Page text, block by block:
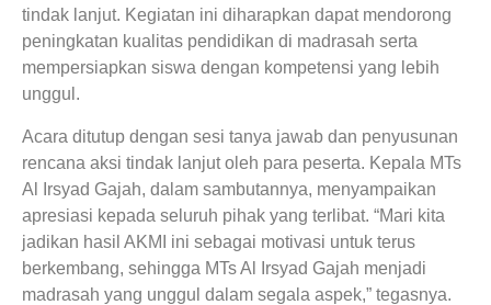
tindak lanjut. Kegiatan ini diharapkan dapat mendorong
peningkatan kualitas pendidikan di madrasah serta
mempersiapkan siswa dengan kompetensi yang lebih
unggul.
Acara ditutup dengan sesi tanya jawab dan penyusunan
rencana aksi tindak lanjut oleh para peserta. Kepala MTs
Al Irsyad Gajah, dalam sambutannya, menyampaikan
apresiasi kepada seluruh pihak yang terlibat. “Mari kita
jadikan hasil AKMI ini sebagai motivasi untuk terus
berkembang, sehingga MTs Al Irsyad Gajah menjadi
madrasah yang unggul dalam segala aspek,” tegasnya.